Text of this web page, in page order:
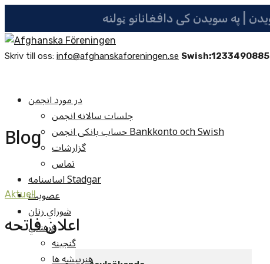
Skriv till oss: info@afghanskaforeningen.se Swish:1233490885
در مورد انجمن
جلسات سالانه انجمن
حساب بانکی انجمن Bankkonto och Swish
گزارشات
تماس
اساسنامه Stadgar
عضویت
شوراي زنان
فرهنگي
گنجينه
هنرپيشه ها
Blog
Aktuell
اعلان فاتحه